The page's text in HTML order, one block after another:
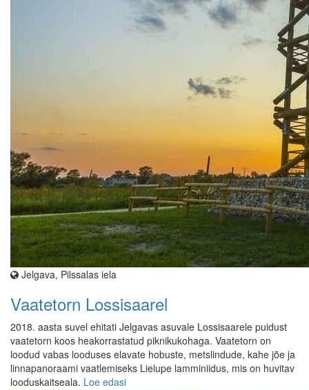
Jelgava, Pilssalas iela
Vaatetorn Lossisaarel
2018. aasta suvel ehitati Jelgavas asuvale Lossisaarele puidust
vaatetorn koos heakorrastatud piknikukohaga. Vaatetorn on
loodud vabas looduses elavate hobuste, metslindude, kahe jõe ja
linnapanoraami vaatlemiseks Lielupe lamminiidus, mis on huvitav
looduskaitseala. Loe edasi